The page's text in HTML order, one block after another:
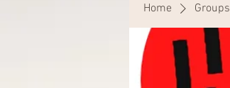
Home Groups